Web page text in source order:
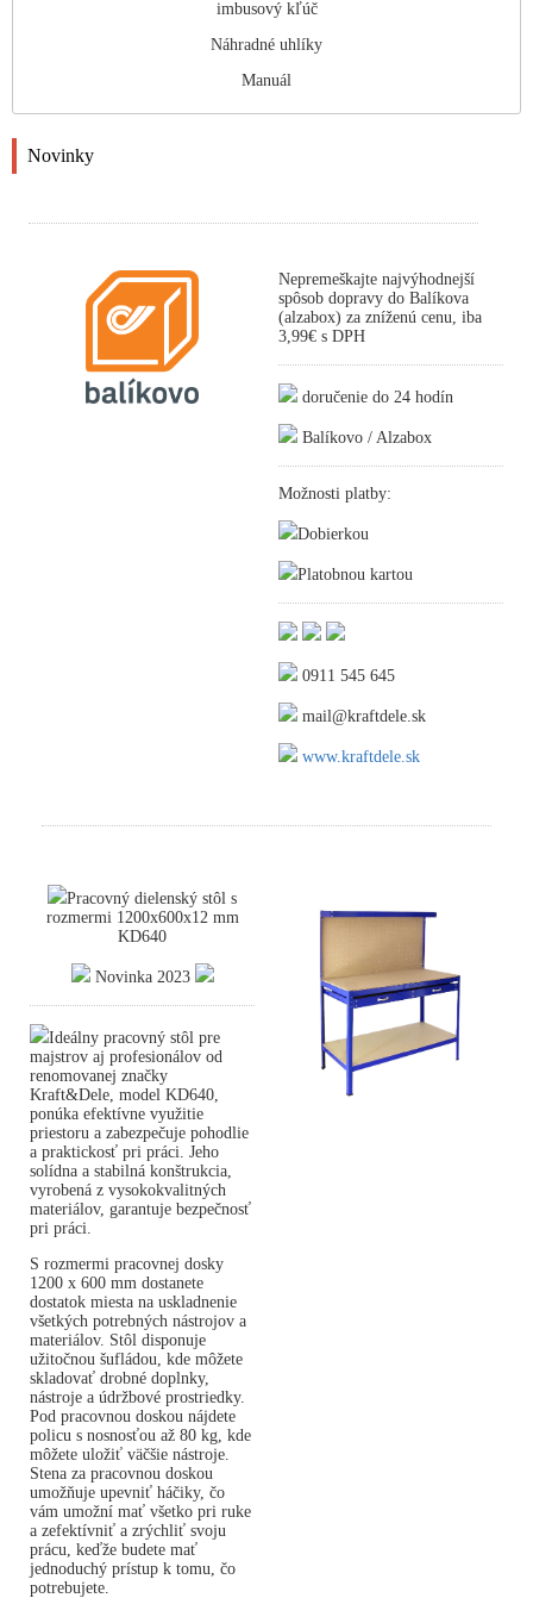
imbusový kľúč
Náhradné uhlíky
Manuál
Novinky
Nepremeškajte najvýhodnejší
spôsob dopravy do Balíkova
(alzabox) za zníženú cenu, iba
3,99€ s DPH
doručenie do 24 hodín
Balíkovo / Alzabox
Možnosti platby:
Dobierkou
Platobnou kartou
0911 545 645
mail@kraftdele.sk
www.kraftdele.sk
Pracovný dielenský stôl s
rozmermi 1200x600x12 mm
KD640
Novinka 2023
Ideálny pracovný stôl pre
majstrov aj profesionálov od
renomovanej značky
Kraft&Dele, model KD640,
ponúka efektívne využitie
priestoru a zabezpečuje pohodlie
a praktickosť pri práci. Jeho
solídna a stabilná konštrukcia,
vyrobená z vysokokvalitných
materiálov, garantuje bezpečnosť
pri práci.
S rozmermi pracovnej dosky
1200 x 600 mm dostanete
dostatok miesta na uskladnenie
všetkých potrebných nástrojov a
materiálov. Stôl disponuje
užitočnou šufládou, kde môžete
skladovať drobné doplnky,
nástroje a údržbové prostriedky.
Pod pracovnou doskou nájdete
policu s nosnosťou až 80 kg, kde
môžete uložiť väčšie nástroje.
Stena za pracovnou doskou
umožňuje upevniť háčiky, čo
vám umožní mať všetko pri ruke
a zefektívniť a zrýchliť svoju
prácu, keďže budete mať
jednoduchý prístup k tomu, čo
potrebujete.